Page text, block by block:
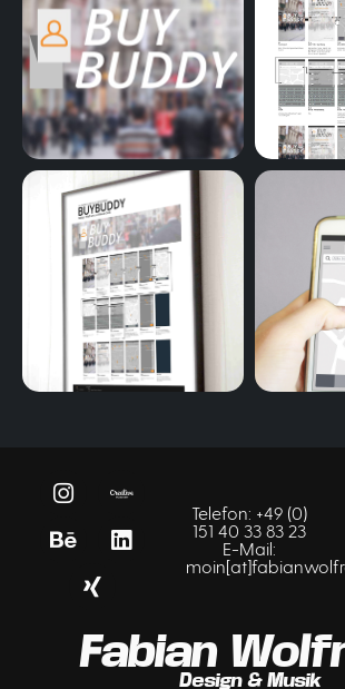
Telefon: +49 (0)
151 40 33 83 23
E-Mail:
Fabian
Design & Musik